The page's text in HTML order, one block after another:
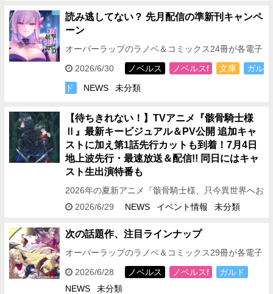
読み逃してない？ 先月配信の準新刊キャンペ
ーン
オーバーラップのラノベ＆コミックス24冊が各電子
ストアにて期間限定で無料 ＜対象電子ストア＞ ＜
フェア対象期間＞ 2026年6月30日(…
2026/6/30 ノベルス ノベルスf 文庫
ガル
ド
NEWS 未分類
【待ちきれない！ 】TVアニメ『骸骨騎士様
Ⅱ』最新キービジュアル＆PV公開 追加キャ
ストに加え第1話先行カットも到着！7月4日
地上波先行・最速放送＆配信!! 同日にはキャ
スト生出演特番も
2026年の夏新アニメ『骸骨騎士様、只今異世界へお
出掛け中Ⅱ』より、チヨメとサスケの関係性が気に
2026/6/29 NEWS イベント情報 未分類
次の話題作、注目ラインナップ
オーバーラップのラノベ＆コミックス29冊が各電子
ストアにて期間限定で無料 ＜フェア対象期間＞
2026年6月28日(日)～2026年7月5日(…
2026/6/28 ノベルス ノベルスf
ガルド
NEWS
未分類